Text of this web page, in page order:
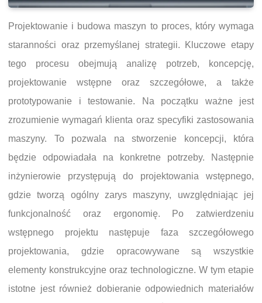
Projektowanie i budowa maszyn to proces, który wymaga
staranności oraz przemyślanej strategii. Kluczowe etapy
tego procesu obejmują analizę potrzeb, koncepcję,
projektowanie wstępne oraz szczegółowe, a także
prototypowanie i testowanie. Na początku ważne jest
zrozumienie wymagań klienta oraz specyfiki zastosowania
maszyny. To pozwala na stworzenie koncepcji, która
będzie odpowiadała na konkretne potrzeby. Następnie
inżynierowie przystępują do projektowania wstępnego,
gdzie tworzą ogólny zarys maszyny, uwzględniając jej
funkcjonalność oraz ergonomię. Po zatwierdzeniu
wstępnego projektu następuje faza szczegółowego
projektowania, gdzie opracowywane są wszystkie
elementy konstrukcyjne oraz technologiczne. W tym etapie
istotne jest również dobieranie odpowiednich materiałów